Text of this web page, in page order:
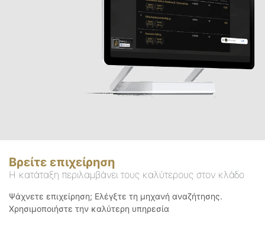
Βρείτε επιχείρηση
Η κατάταξη περιλαμβάνει τους καλύτερους στον κλάδο
Ψάχνετε επιχείρηση; Ελέγξτε τη μηχανή αναζήτησης.
Χρησιμοποιήστε την καλύτερη υπηρεσία